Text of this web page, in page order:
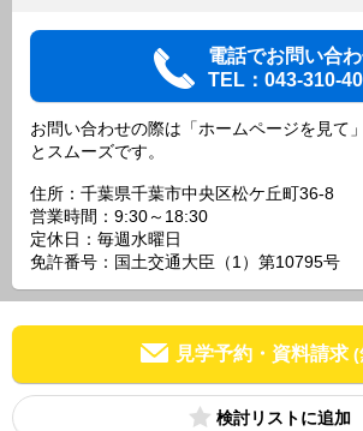
電話でお問い合
TEL：043-310-
お問い合わせの際は「ホームページを見て
とスムーズです。
住所：千葉県千葉市中央区松ケ丘町36-8
営業時間：9:30～18:30
定休日：毎週水曜日
免許番号：国土交通大臣（1）第10795号
見学予約・資料請求 (
検討リスト